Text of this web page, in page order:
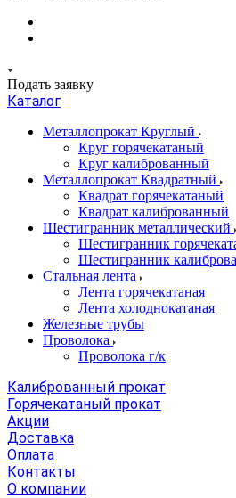
Подать заявку
Каталог
Металлопрокат Круглый
Круг горячекатаный
Круг калиброванный
Металлопрокат Квадратный
Квадрат горячекатаный
Квадрат калиброванный
Шестигранник металлический
Шестигранник
Шестигранник
Стальная лента
Лента горячекатаная
Лента холоднокатаная
Железные трубы
Проволока
Проволока г/к
Калиброванный прокат
Горячекатаный прокат
Акции
Доставка
Оплата
Контакты
О компании